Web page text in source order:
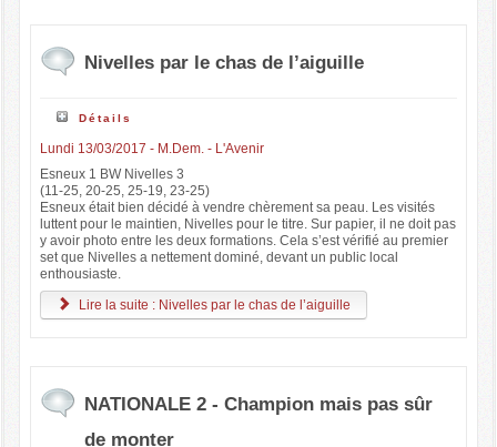
Nivelles par le chas de l’aiguille
Détails
Lundi 13/03/2017 - M.Dem. - L'Avenir
Esneux 1 BW Nivelles 3
(11-25, 20-25, 25-19, 23-25)
Esneux était bien décidé à vendre chèrement sa peau. Les visités
luttent pour le maintien, Nivelles pour le titre. Sur papier, il ne doit pas
y avoir photo entre les deux formations. Cela s’est vérifié au premier
set que Nivelles a nettement dominé, devant un public local
enthousiaste.
Lire la suite : Nivelles par le chas de l’aiguille
NATIONALE 2 - Champion mais pas sûr
de monter